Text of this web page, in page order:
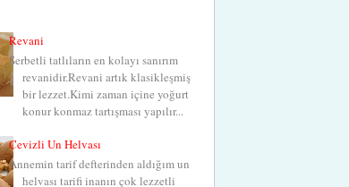
Revani
Şerbetli tatlıların en kolayı sanırım
revanidir.Revani artık klasikleşmiş
bir lezzet.Kimi zaman içine yoğurt
konur konmaz tartışması yapılır...
Cevizli Un Helvası
Annemin tarif defterinden aldığım un
helvası tarifi inanın çok lezzetli